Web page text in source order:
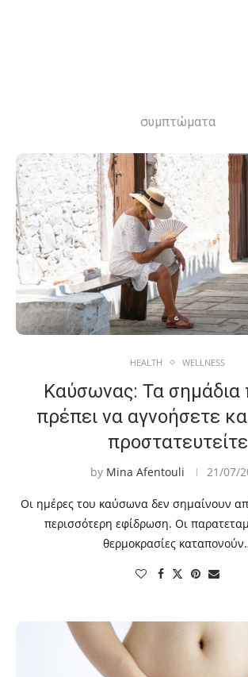
συμπτώματα
HEALTH WELLNESS
Καύσωνας: Τα σημάδια
πρέπει να αγνοήσετε
προστατευτείτε
by Mina Afentouli 21/07/
Οι ημέρες του καύσωνα δεν σημαίνουν
περισσότερη εφίδρωση. Οι
θερμοκρασίες